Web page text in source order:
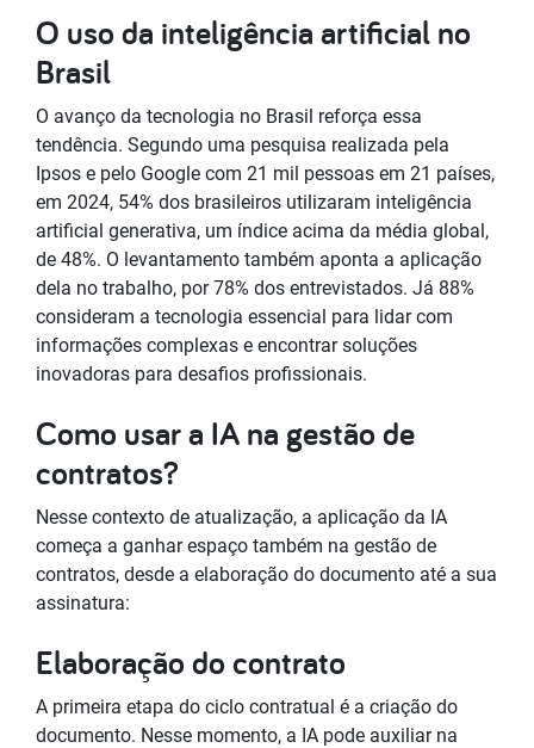
O uso da inteligência artificial no
Brasil
O avanço da tecnologia no Brasil reforça essa
tendência. Segundo uma pesquisa realizada pela
Ipsos e pelo Google com 21 mil pessoas em 21 países,
em 2024, 54% dos brasileiros utilizaram inteligência
artificial generativa, um índice acima da média global,
de 48%. O levantamento também aponta a aplicação
dela no trabalho, por 78% dos entrevistados. Já 88%
consideram a tecnologia essencial para lidar com
informações complexas e encontrar soluções
inovadoras para desafios profissionais.
Como usar a IA na gestão de
contratos?
Nesse contexto de atualização, a aplicação da IA
começa a ganhar espaço também na gestão de
contratos, desde a elaboração do documento até a sua
assinatura:
Elaboração do contrato
A primeira etapa do ciclo contratual é a criação do
documento. Nesse momento, a IA pode auxiliar na